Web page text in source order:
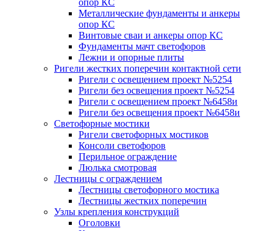
Металлические фундаменты и анкеры
опор КС
Винтовые сваи и анкеры опор КС
Фундаменты мачт светофоров
Лежни и опорные плиты
Ригели жестких поперечин контактной сети
Ригели с освещением проект №5254
Ригели без освещения проект №5254
Ригели с освещением проект №6458и
Ригели без освещения проект №6458и
Светофорные мостики
Ригели светофорных мостиков
Консоли светофоров
Перильное ограждение
Люлька смотровая
Лестницы с ограждением
Лестницы светофорного мостика
Лестницы жестких поперечин
Узлы крепления конструкций
Оголовки